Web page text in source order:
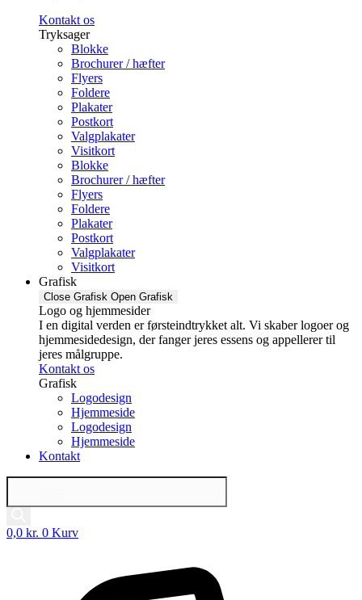
Kontakt os
Tryksager
Blokke
Brochurer / hæfter
Flyers
Foldere
Plakater
Postkort
Valgplakater
Visitkort
Blokke
Brochurer / hæfter
Flyers
Foldere
Plakater
Postkort
Valgplakater
Visitkort
Grafisk
Close Grafisk Open Grafisk
Logo og hjemmesider
I en digital verden er førsteindtrykket alt. Vi skaber logoer og
hjemmesidedesign, der fanger jeres essens og appellerer til
jeres målgruppe.
Kontakt os
Grafisk
Logodesign
Hjemmeside
Logodesign
Hjemmeside
Kontakt
Products
0,0 kr. 0 Kurv